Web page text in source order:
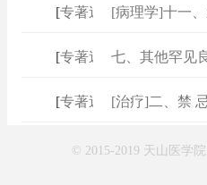
[专著速查]
[病理学]十一
[专著速查]
七、其他罕见
[专著速查]
[治疗]二、禁
© 2015-2019 天山医学